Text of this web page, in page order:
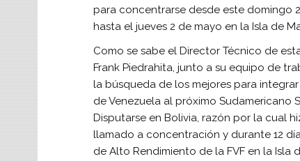
para concentrarse desde este domingo
hasta el jueves 2 de mayo en la Isla de
Como se sabe el Director Técnico de
Frank Piedrahita, junto a su equipo de
la búsqueda de los mejores para
de Venezuela al próximo Sudamericano
Disputarse en Bolivia, razón por la cual
llamado a concentración y durante 12
de Alto Rendimiento de la FVF en la Isla